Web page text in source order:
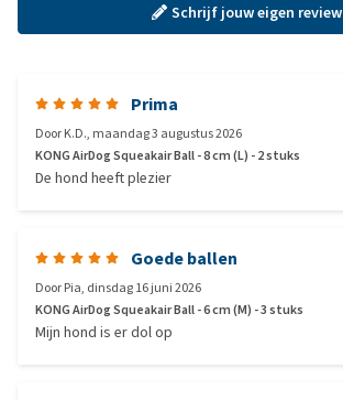
Schrijf jouw eigen review
Prima
DoorK.D., maandag 3 augustus 2026
KONG AirDog Squeakair Ball - 8 cm (L) - 2 stuks
De hond heeft plezier
Goede ballen
DoorPia, dinsdag 16 juni 2026
KONG AirDog Squeakair Ball - 6 cm (M) - 3 stuks
Mijn hond is er dol op